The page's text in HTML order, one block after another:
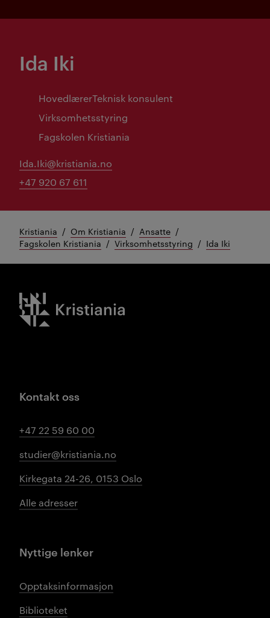
Ida Iki
HovedlærerTeknisk konsulent
Virksomhetsstyring
Fagskolen Kristiania
Ida.Iki@kristiania.no
+47 920 67 611
Kristiania Om Kristiania
Ansatte
Fagskolen Kristiania
Virksomhetsstyring Ida Iki
Kristiania logo
Kontakt oss
+47 22 59 60 00
studier@kristiania.no
Kirkegata 24-26, 0153 Oslo
Alle adresser
Nyttige lenker
Opptaksinformasjon
Biblioteket